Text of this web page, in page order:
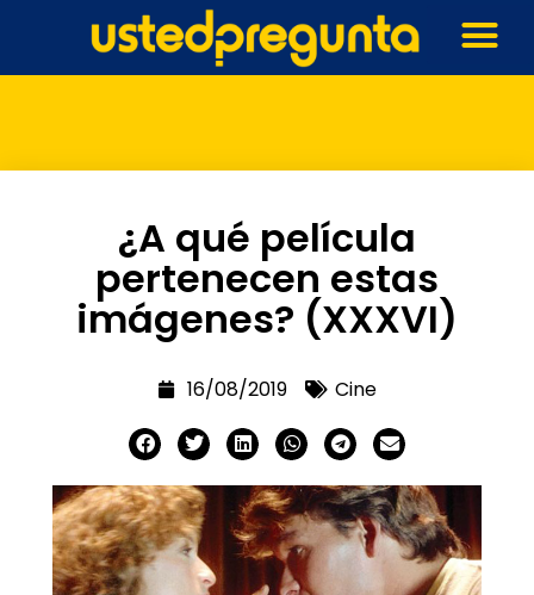
¿A qué película
pertenecen estas
imágenes? (XXXVI)
16/08/2019 Cine